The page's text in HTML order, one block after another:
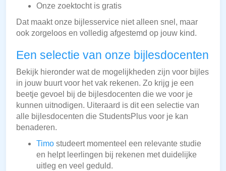
Onze zoektocht is gratis
Dat maakt onze bijlesservice niet alleen snel, maar
ook zorgeloos en volledig afgestemd op jouw kind.
Een selectie van onze bijlesdocenten
Bekijk hieronder wat de mogelijkheden zijn voor bijles
in jouw buurt voor het vak rekenen. Zo krijg je een
beetje gevoel bij de bijlesdocenten die we voor je
kunnen uitnodigen. Uiteraard is dit een selectie van
alle bijlesdocenten die StudentsPlus voor je kan
benaderen.
Timo studeert momenteel een relevante studie
en helpt leerlingen bij rekenen met duidelijke
uitleg en veel geduld.